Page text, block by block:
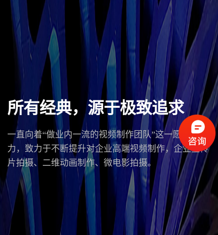
所有经典，源于极致追求
一直向着“做业内一流的视频制作团队”这一愿景努
力，致力于不断提升对企业高端视频制作，企业宣传
片拍摄、二维动画制作、微电影拍摄。